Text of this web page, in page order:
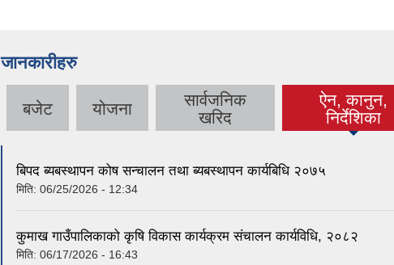
जानकारीहरु
बजेट योजना
सार्वजनिक
खरिद
ऐन, कानुन,
निर्देशिका
(active tab)
बिपद ब्यबस्थापन कोष सन्चालन तथा ब्यबस्थापन कार्यबिधि २०७५
मिति: 06/25/2026 - 12:34
कुमाख गाउँपालिकाको कृषि विकास कार्यक्रम संचालन कार्यविधि, २०८२
मिति: 06/17/2026 - 16:43